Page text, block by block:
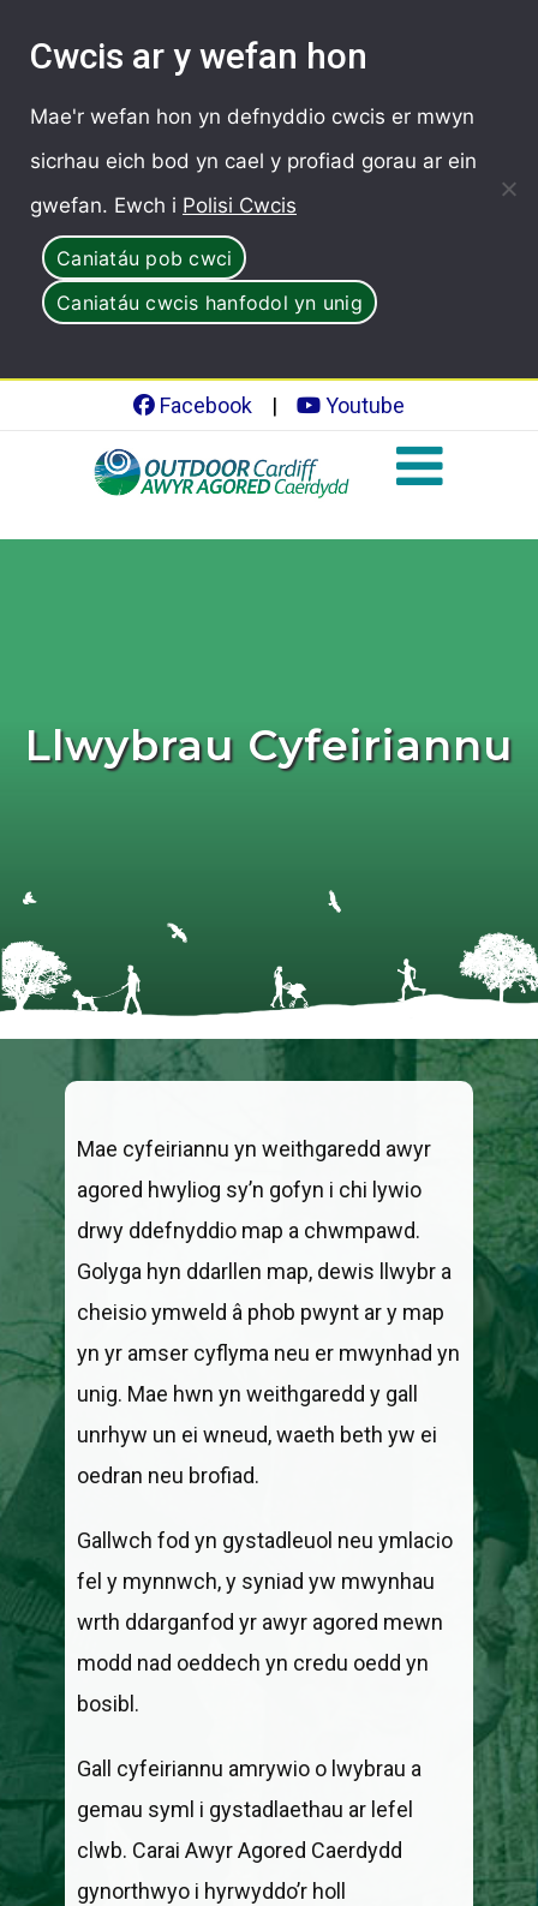
Cwcis ar y wefan hon
Mae'r wefan hon yn defnyddio cwcis er mwyn
sicrhau eich bod yn cael y profiad gorau ar ein
gwefan. Ewch i Polisi Cwcis
Caniatáu pob cwci
Caniatáu cwcis hanfodol yn unig
Facebook | Youtube
Llwybrau Cyfeiriannu
Mae cyfeiriannu yn weithgaredd awyr
agored hwyliog sy’n gofyn i chi lywio
drwy ddefnyddio map a chwmpawd.
Golyga hyn ddarllen map, dewis llwybr a
cheisio ymweld â phob pwynt ar y map
yn yr amser cyflyma neu er mwynhad yn
unig. Mae hwn yn weithgaredd y gall
unrhyw un ei wneud, waeth beth yw ei
oedran neu brofiad.
Gallwch fod yn gystadleuol neu ymlacio
fel y mynnwch, y syniad yw mwynhau
wrth ddarganfod yr awyr agored mewn
modd nad oeddech yn credu oedd yn
bosibl.
Gall cyfeiriannu amrywio o lwybrau a
gemau syml i gystadlaethau ar lefel
clwb. Carai Awyr Agored Caerdydd
gynorthwyo i hyrwyddo’r holl